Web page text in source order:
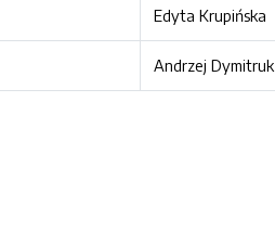
Edyta Krupińska
Andrzej Dymitruk